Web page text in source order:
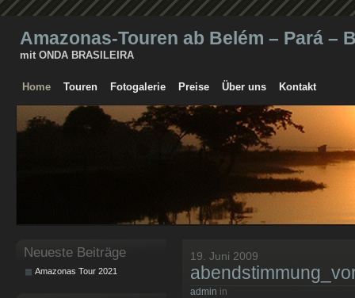
Amazonas-Touren ab Belém – Pará –
mit ONDA BRASILEIRA
Home Touren Fotogalerie Preise Über uns Kontakt
19. Juni 2009
admin in
Neueste Beiträge
Amazonas Tour 2021